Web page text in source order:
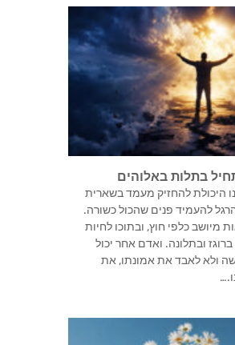
בתלות באלוהים
היכולת להחזיק מעמד בשארית
להעמיד פנים שהכול כשורה.
מיושב כלפי חוץ, ובתוכו לחיות
ובתלונה. ואדם אחר יכול
ולא לאבד את אמונתו, את